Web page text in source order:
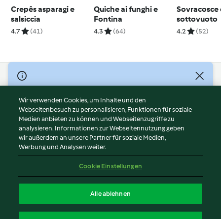
Crepês asparagi e
salsiccia
4.7 (41)
Quiche ai funghi e
Fontina
4.3 (64)
sottovuoto
4.2 (52)
© Copyright 2026
Nutzungsbedingungen
Datenschutzrichtlinien
Disclaimer
Impressum
Cookies
Abo kündigen
Erklärung zur Barrierefreiheit
Wir verwenden Cookies, um Inhalte und den
Webseitenbesuch zu personalisieren, Funktionen für soziale
Medien anbieten zu können und Webseitenzugriffe zu
analysieren. Informationen zur Webseitennutzung geben
wir außerdem an unsere Partner für soziale Medien,
Werbung und Analysen weiter.
Cookie Einstellungen
Alle ablehnen